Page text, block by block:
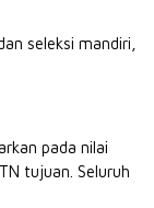
seleksi mandiri,
pada nilai
tujuan. Seluruh